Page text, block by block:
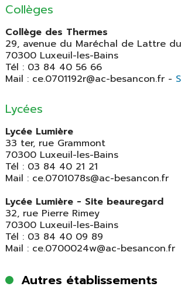
Collèges
Collège des Thermes
29, avenue du Maréchal de Lattre
70300 Luxeuil-les-Bains
Tél : 03 84 40 56 66
Mail : ce.0701192r@ac-besancon.fr -
Lycées
Lycée Lumière
33 ter, rue Grammont
70300 Luxeuil-les-Bains
Tél : 03 84 40 21 21
Mail : ce.0701078s@ac-besancon.fr
Lycée Lumière - Site beauregard
32, rue Pierre Rimey
70300 Luxeuil-les-Bains
Tél : 03 84 40 09 89
Mail : ce.0700024w@ac-besancon.fr
Autres établissements